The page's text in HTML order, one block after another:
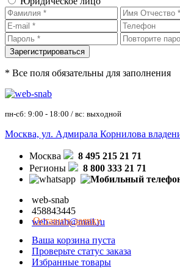
* Все поля обязательны для заполнения
пн-сб: 9:00 - 18:00 / вс: выходной
Москва, ул. Адмирала Корнилова
Москва
8 495 215 21 71
Регионы
8 800 333 21 71
web-snab
458843445
web-snab@mail.ru
Оставить заявку
Ваша корзина пуста
Проверьте статус заказа
Избранные товары